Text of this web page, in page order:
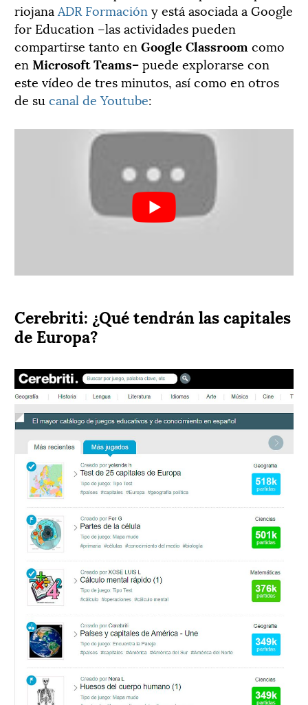
riojana ADR Formación y está asociada a Google
for Education –las actividades pueden
compartirse tanto en Google Classroom como
en Microsoft Teams–puede explorarse con
este vídeo de tres minutos, así como en otros
de su canal de Youtube:
Cerebriti: ¿Qué tendrán las capitales
de Europa?